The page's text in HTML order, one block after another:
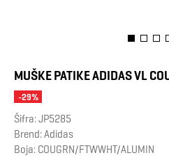
MUŠKE PATIKE ADIDAS VL
-29%
Šifra:JP5285
Brend:Adidas
Boja: COUGRN/FTWWHT/ALUMIN